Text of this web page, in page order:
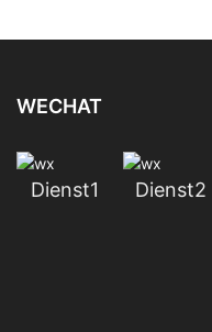
olgung
WECHAT
Dienst1 Dienst2